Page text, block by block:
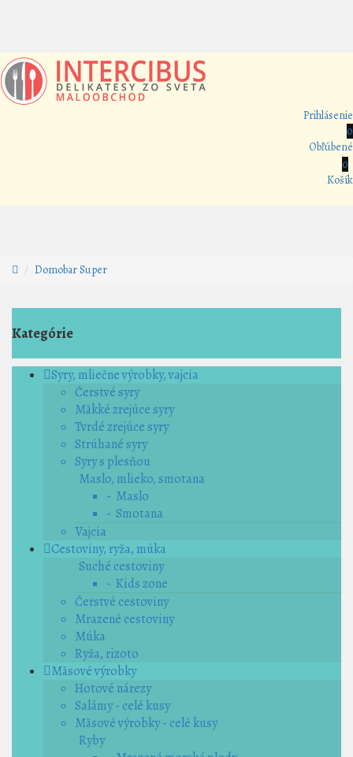
Prihlásenie
0
Obľúbené
0
Košík
Domobar Super
Kategórie
Syry, mliečne výrobky, vajcia
Čerstvé syry
Mäkké zrejúce syry
Tvrdé zrejúce syry
Strúhané syry
Syry s plesňou
Maslo, mlieko, smotana
- Maslo
- Smotana
Vajcia
Cestoviny, ryža, múka
Suché cestoviny
- Kids zone
Čerstvé cestoviny
Mrazené cestoviny
Múka
Ryža, rizoto
Mäsové výrobky
Hotové nárezy
Salámy - celé kusy
Mäsové výrobky - celé kusy
Ryby